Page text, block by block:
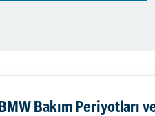
BMW Bakım Periyotları